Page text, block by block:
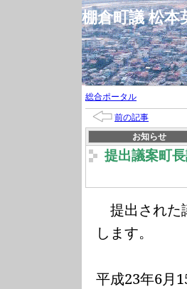
棚倉町議 松
総合ポータル
前の記事
お知らせ
提出議案町
提出された
します。
平成23年6月